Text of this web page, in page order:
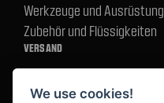
Werkzeuge und Ausrüstung
Zubehör und Flüssigkeiten
VERSAND
We use cookies!